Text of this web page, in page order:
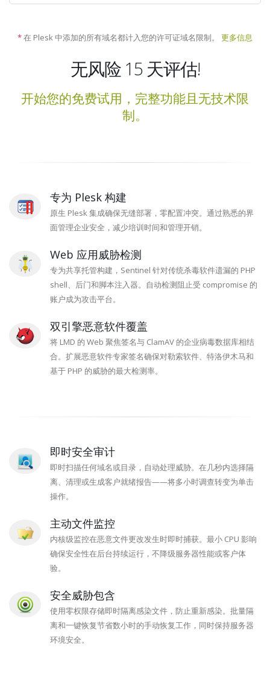
*在 Plesk 中添加的所有域名都计入您的许可证域名限制。 更多信息
无风险 15 天评估!
开始您的免费试用，完整功能且无技术限
制。
专为 Plesk 构建
原生 Plesk 集成确保无缝部署，零配置冲突。通过熟悉的界
面管理企业安全，减少培训时间和管理开销。
Web 应用威胁检测
专为共享托管构建，Sentinel 针对传统杀毒软件遗漏的 PHP
shell、后门和脚本注入器。自动检测阻止受 compromise 的
账户成为攻击平台。
双引擎恶意软件覆盖
将 LMD 的 Web 聚焦签名与 ClamAV 的企业病毒数据库相结
合。扩展恶意软件专家签名确保对勒索软件、特洛伊木马和
基于 PHP 的威胁的最大检测率。
即时安全审计
即时扫描任何域名或目录，自动处理威胁。在几秒内选择隔
离、清理或生成客户就绪报告——将多小时调查转变为单击
操作。
主动文件监控
内核级监控在恶意文件更改发生时即时捕获。最小 CPU 影响
确保安全性在后台持续运行，不降级服务器性能或客户体
验。
安全威胁包含
使用零权限存储即时隔离感染文件，防止重新感染。批量隔
离和一键恢复节省数小时的手动恢复工作，同时保持服务器
环境安全。